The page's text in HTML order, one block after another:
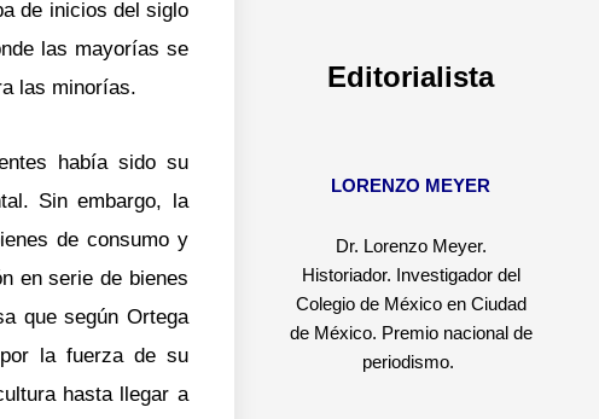
de inicios del siglo
las mayorías se
las minorías.
había sido su
Sin embargo, la
de consumo y
en serie de bienes
que según Ortega
la fuerza de su
hasta llegar a
Editorialista
LORENZO MEYER
Dr. Lorenzo Meyer.
Historiador. Investigador del
Colegio de México en Ciudad
de México. Premio nacional de
periodismo.